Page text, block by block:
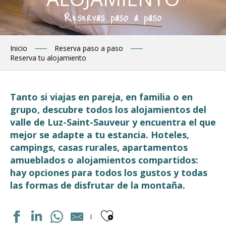
Reservas paso a paso
Inicio
Reserva paso a paso
Reserva tu alojamiento
Tanto si viajas en pareja, en familia o en
grupo, descubre todos los alojamientos del
valle de Luz-Saint-Sauveur y encuentra el que
mejor se adapte a tu estancia. Hoteles,
campings, casas rurales, apartamentos
amueblados o alojamientos compartidos:
hay opciones para todos los gustos y todas
las formas de disfrutar de la montaña.
Ajouter aux